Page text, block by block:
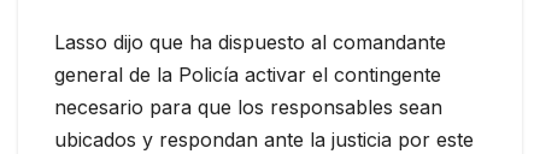
Lasso dijo que ha dispuesto al comandante
general de la Policía activar el contingente
necesario para que los responsables sean
ubicados y respondan ante la justicia por este